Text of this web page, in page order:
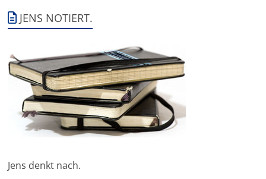
JENS NOTIERT.
Jens denkt nach.